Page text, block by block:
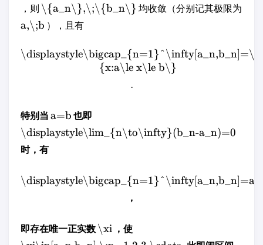
，则 \{a_n\},\;\{b_n\} 均收敛（分别记其极限为
a,\;b ），且有
\displaystyle\bigcap_{n=1}^\infty[a_n,b_n]=\
{x:a\le x\le b\}
.
特别当 a=b 也即
\displaystyle\lim_{n\to\infty}(b_n-a_n)=0
时，有
，
即存在唯一正实数 \xi ，使